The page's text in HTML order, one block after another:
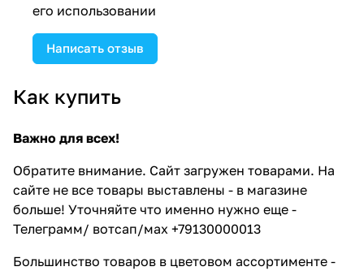
его использовании
Написать отзыв
Как купить
Важно для всех!
Обратите внимание. Сайт загружен товарами. На
сайте не все товары выставлены - в магазине
больше! Уточняйте что именно нужно еще -
Телеграмм/ вотсап/мах +79130000013
Большинство товаров в цветовом ассортименте -